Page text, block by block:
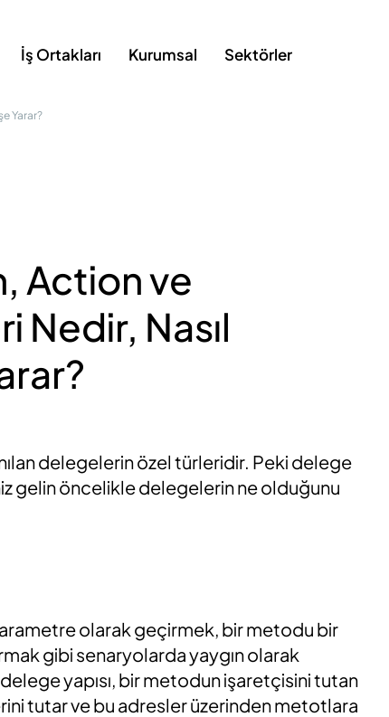
İş Ortakları Kurumsal Sektörler
Yarar?
Action ve
Nedir, Nasıl
delegelerin özel türleridir. Peki delege
gelin öncelikle delegelerin ne olduğunu
olarak geçirmek, bir metodu bir
gibi senaryolarda yaygın olarak
yapısı, bir metodun işaretçisini tutan
tutar ve bu adresler üzerinden metotlara